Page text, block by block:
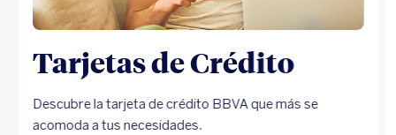
Tarjetas de Crédito
Descubre la tarjeta de crédito BBVA que más se
acomoda a tus necesidades.